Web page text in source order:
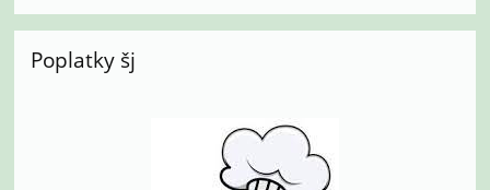
Poplatky šj